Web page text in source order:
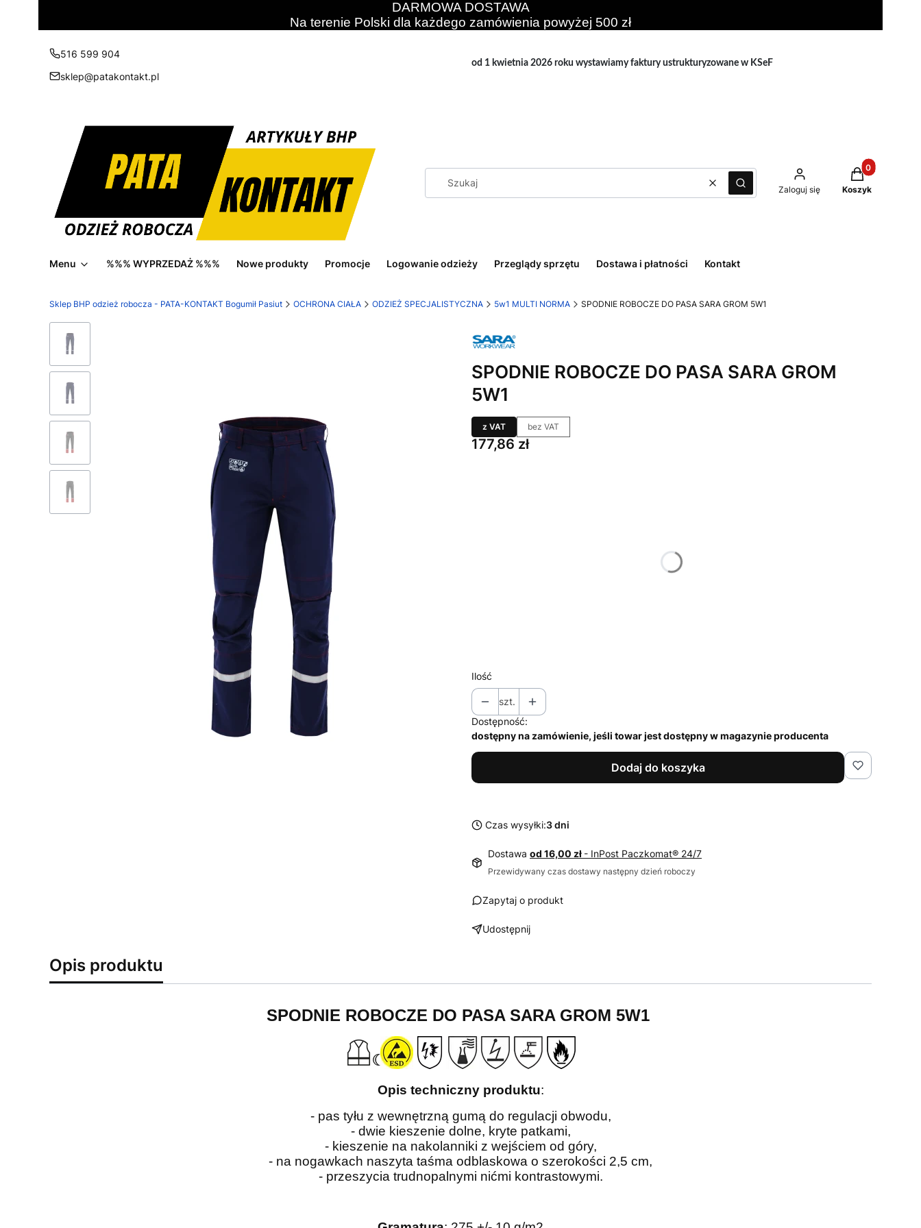
DARMOWA DOSTAWA
Na terenie Polski dla każdego zamówienia powyżej 500 zł
516 599 904
sklep@patakontakt.pl
od 1 kwietnia 2026 roku wystawiamy faktury ustrukturyzowane w KSeF
WyczyśćSzukaj Zaloguj się
Produkty w
Koszyk
Menu %%% WYPRZEDAŻ %%% Nowe produkty Promocje Logowanie odzieży Przeglądy sprzętu Dostawa i płatności Kontakt
Sklep BHP odzież robocza - PATA-KONTAKT Bogumił Pasiut OCHRONA CIAŁA ODZIEŻ SPECJALISTYCZNA 5w1 MULTI NORMA SPODNIE ROBOCZE DO PASA SARA GROM 5W1
SPODNIE ROBOCZE DO PASA SARA GROM
5W1
z VAT bez VAT
Cena
177,86 zł
Ilość
szt.
Dostępność:
dostępny na zamówienie, jeśli towar jest dostępny w magazynie producenta
Dodaj do koszyka
Czas wysyłki:3 dni
Dostawa od 16,00 zł - InPost Paczkomat® 24/7
Przewidywany czas dostawy następny dzień roboczy
Zapytaj o produkt
Udostępnij
Opis produktu
SPODNIE ROBOCZE DO PASA SARA GROM 5W1
Opis techniczny produktu:
- pas tyłu z wewnętrzną gumą do regulacji obwodu,
- dwie kieszenie dolne, kryte patkami,
- kieszenie na nakolanniki z wejściem od góry,
- na nogawkach naszyta taśma odblaskowa o szerokości 2,5 cm,
- przeszycia trudnopalnymi nićmi kontrastowymi.